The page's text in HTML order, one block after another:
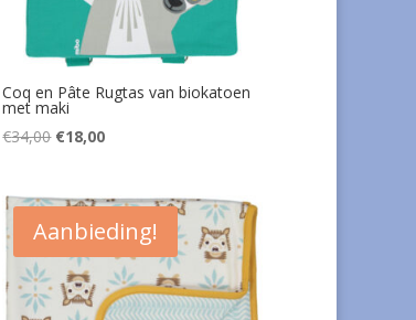
Coq en Pâte Rugtas van biokatoen
met maki
€34,00 Oorspronkelijke
€34,00.
€18,00Huidige
€18,00.
Aanbieding!